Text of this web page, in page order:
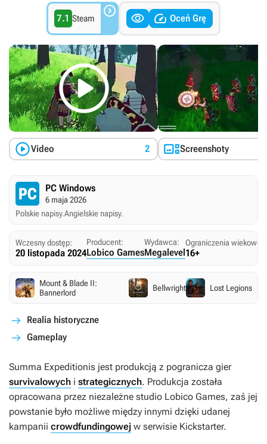
7.1 Steam    Oceń Grę

Video 2 Screenshoty
PC Windows
6 maja 2026
Polskie napisy.Angielskie napisy.
Wczesny dostęp:
20 listopada 2024
Producent:
Lobico Games
Wydawca:
Megalevel
Ograniczenia wiekowe:
16+
Mount & Blade II:
Bannerlord
Bellwright Lost Legions
Realia historyczne
Gameplay
Summa Expeditionis jest produkcją z pogranicza gier
survivalowych i strategicznych. Produkcja została
opracowana przez niezależne studio Lobico Games, zaś jej
powstanie było możliwe między innymi dzięki udanej
kampanii crowdfundingowej w serwisie Kickstarter.